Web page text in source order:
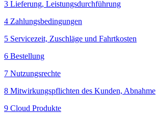
3 Lieferung, Leistungsdurchführung
4 Zahlungsbedingungen
5 Servicezeit, Zuschläge und Fahrtkosten
6 Bestellung
7 Nutzungsrechte
8 Mitwirkungspflichten des Kunden, Abnahme
9 Cloud Produkte